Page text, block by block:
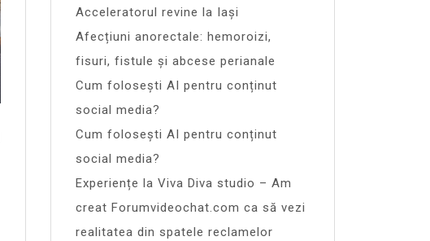
Acceleratorul revine la Iași
Afecțiuni anorectale: hemoroizi,
fisuri, fistule și abcese perianale
Cum folosești AI pentru conținut
social media?
Cum folosești AI pentru conținut
social media?
Experiențe la Viva Diva studio – Am
creat Forumvideochat.com ca să vezi
realitatea din spatele reclamelor